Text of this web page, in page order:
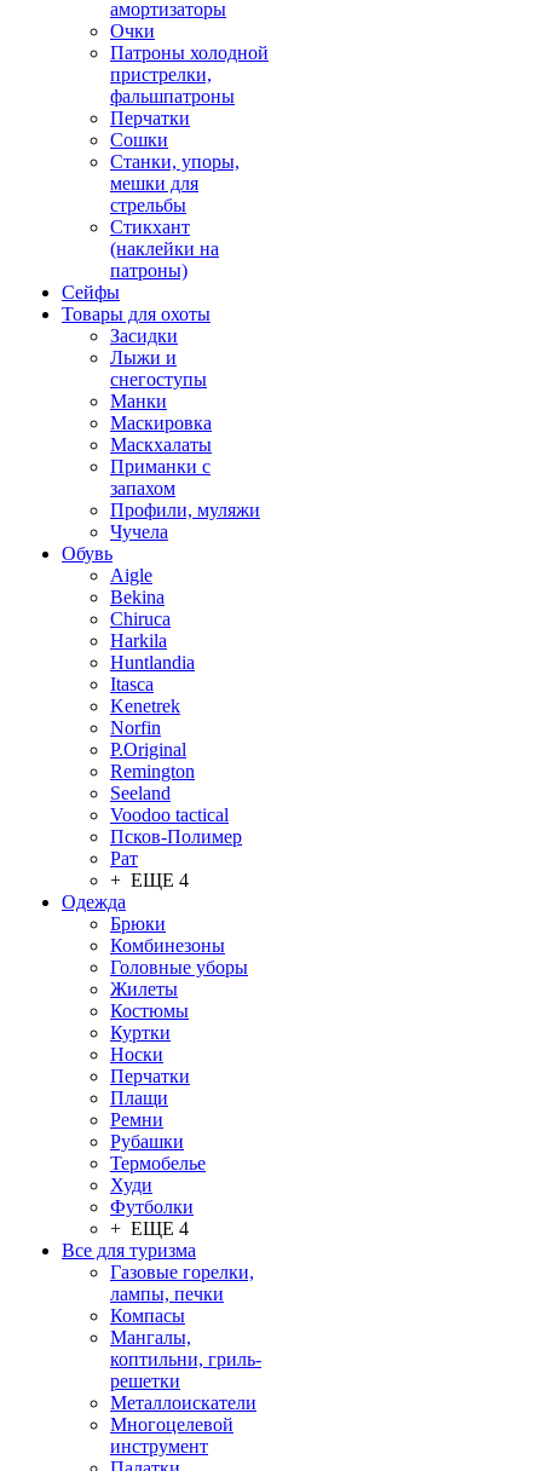
амортизаторы
Очки
Патроны холодной
пристрелки,
фальшпатроны
Перчатки
Сошки
Станки, упоры,
мешки для
стрельбы
Стикхант
(наклейки на
патроны)
Сейфы
Товары для охоты
Засидки
Лыжи и
снегоступы
Манки
Маскировка
Маскхалаты
Приманки с
запахом
Профили, муляжи
Чучела
Обувь
Aigle
Bekina
Chiruсa
Harkila
Huntlandia
Itasca
Kenetrek
Norfin
P.Original
Remington
Seeland
Voodoo tactical
Псков-Полимер
Рат
+ ЕЩЕ 4
Одежда
Брюки
Комбинезоны
Головные уборы
Жилеты
Костюмы
Куртки
Носки
Перчатки
Плащи
Ремни
Рубашки
Термобелье
Худи
Футболки
+ ЕЩЕ 4
Все для туризма
Газовые горелки,
лампы, печки
Компасы
Мангалы,
коптильни, гриль-
решетки
Металлоискатели
Многоцелевой
инструмент